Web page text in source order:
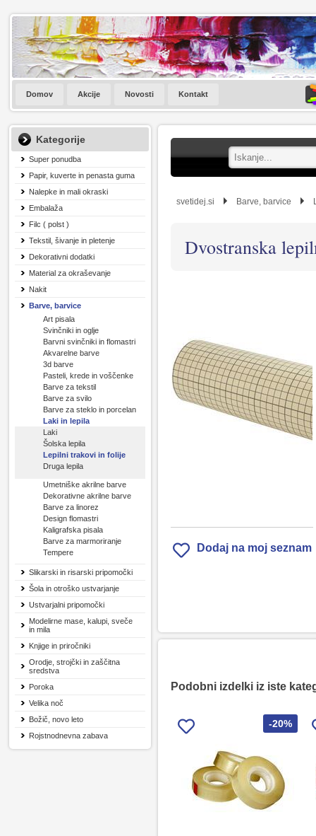
Domov Akcije Novosti Kontakt
Kategorije
Super ponudba
Papir, kuverte in penasta guma
Nalepke in mali okraski
Embalaža
Filc ( polst )
Tekstil, šivanje in pletenje
Dekorativni dodatki
Material za okraševanje
Nakit
Barve, barvice
Art pisala
Svinčniki in oglje
Barvni svinčniki in flomastri
Akvarelne barve
3d barve
Pasteli, krede in voščenke
Barve za tekstil
Barve za svilo
Barve za steklo in porcelan
Laki in lepila
Laki
Šolska lepila
Lepilni trakovi in folije
Druga lepila
Umetniške akrilne barve
Dekorativne akrilne barve
Barve za linorez
Design flomastri
Kaligrafska pisala
Barve za marmoriranje
Tempere
Slikarski in risarski pripomočki
Šola in otroško ustvarjanje
Ustvarjalni pripomočki
Modelirne mase, kalupi, sveče
in mila
Knjige in priročniki
Orodje, strojčki in zaščitna
sredstva
Poroka
Velika noč
Božič, novo leto
Rojstnodnevna zabava
svetidej.si Barve, barvice
Dvostranska
Dodaj na moj seznam
Podobni izdelki iz iste
-20%